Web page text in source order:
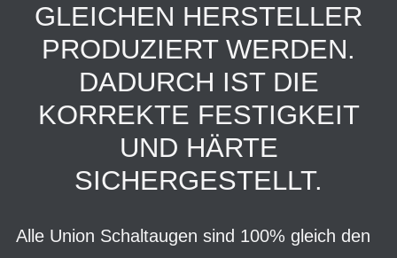
GLEICHEN HERSTELLER
PRODUZIERT WERDEN.
DADURCH IST DIE
KORREKTE FESTIGKEIT
UND HÄRTE
SICHERGESTELLT.
Alle Union Schaltaugen sind 100% gleich den